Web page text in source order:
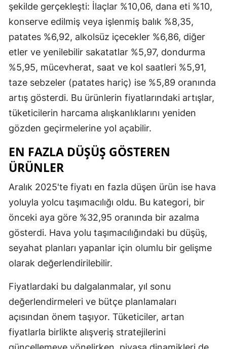
şekilde gerçekleşti: İlaçlar %10,06, dana eti %10,
konserve edilmiş veya işlenmiş balık %8,35,
patates %6,92, alkolsüz içecekler %6,86, diğer
etler ve yenilebilir sakatatlar %5,97, dondurma
%5,95, mücevherat, saat ve kol saatleri %5,91,
taze sebzeler (patates hariç) ise %5,89 oranında
artış gösterdi. Bu ürünlerin fiyatlarındaki artışlar,
tüketicilerin harcama alışkanlıklarını yeniden
gözden geçirmelerine yol açabilir.
EN FAZLA DÜŞÜŞ GÖSTEREN
ÜRÜNLER
Aralık 2025'te fiyatı en fazla düşen ürün ise hava
yoluyla yolcu taşımacılığı oldu. Bu kategori, bir
önceki aya göre %32,95 oranında bir azalma
gösterdi. Hava yolu taşımacılığındaki bu düşüş,
seyahat planları yapanlar için olumlu bir gelişme
olarak değerlendirilebilir.
Fiyatlardaki bu dalgalanmalar, yıl sonu
değerlendirmeleri ve bütçe planlamaları
açısından önem taşıyor. Tüketiciler, artan
fiyatlarla birlikte alışveriş stratejilerini